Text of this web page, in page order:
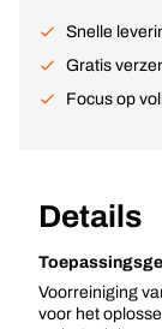
Snelle
Gratis
Focus op
Details
Voorreiniging
voor het